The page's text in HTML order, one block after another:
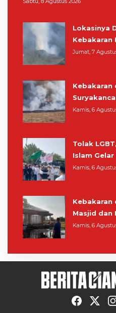
Lokasinya
Kebakaran
Kawasan
Jumat, 7
Kebakaran
Pangrango,
Kamis, 6
Tolak
Islam Gelar
Cianjur
Kamis, 6
Kebakaran
Masjid dan
Kamis, 6